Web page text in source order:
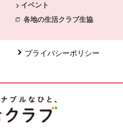
イベント
各地の生活クラブ生協
プライバシーポリシー